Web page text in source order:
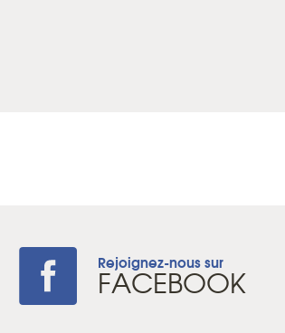
Rejoignez-nous sur
FACEBOOK